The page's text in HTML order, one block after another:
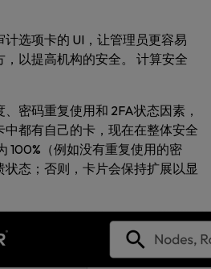
选项卡的 UI，让管理员更容易
以提高机构的安全。 计算安全
密码重复使用和 2FA状态因素，
都有自己的卡，现在在整体安全
100%（例如没有重复使用的密
态；否则，卡片会保持扩展以显